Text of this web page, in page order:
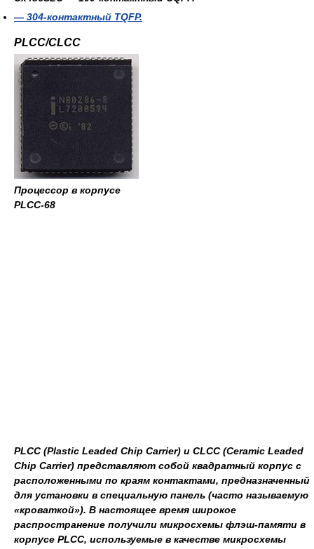
— 304-контактный TQFP.
PLCC/CLCC
Процессор в корпусе
PLCC-68
PLCC (Plastic Leaded Chip Carrier) и СLCC (Ceramic Leaded
Chip Carrier) представляют собой квадратный корпус с
расположенными по краям контактами, предназначенный
для установки в специальную панель (часто называемую
«кроваткой»). В настоящее время широкое
распространение получили микросхемы флэш-памяти в
корпусе PLCC, используемые в качестве микросхемы